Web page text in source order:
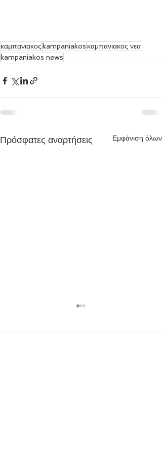
καμπανιακος kampaniakos καμπανιακος νεα
kampaniakos news
Πρόσφατες αναρτήσεις Εμφάνιση όλων